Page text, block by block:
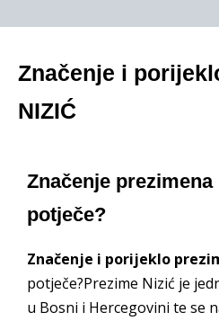
Značenje i
NIZIĆ
Značenje prezimena
potječe?
Značenje i porijeklo
potječe?Prezime Nizić je
u Bosni i Hercegovini te se